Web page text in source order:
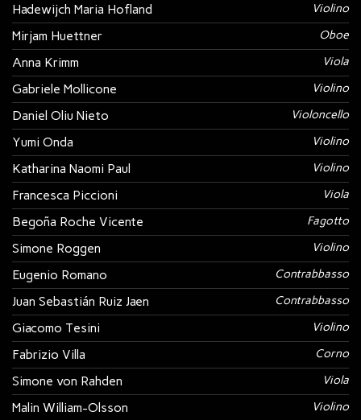
Hadewijch Maria Hofland Violino
Mirjam Huettner Oboe
Anna Krimm Viola
Gabriele Mollicone Violino
Daniel Oliu Nieto Violoncello
Yumi Onda Violino
Katharina Naomi Paul Violino
Francesca Piccioni Viola
Begoña Roche Vicente Fagotto
Simone Roggen Violino
Eugenio Romano Contrabbasso
Juan Sebastián Ruiz Jaen Contrabbasso
Giacomo Tesini Violino
Fabrizio Villa Corno
Simone von Rahden Viola
Malin William-Olsson Violino